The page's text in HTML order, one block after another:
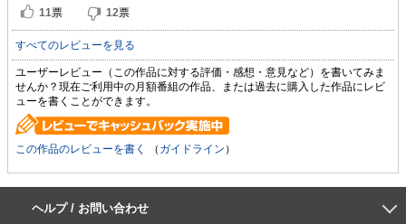
11票 12票
すべてのレビューを見る
ユーザーレビュー（この作品に対する評価・感想・意見など）を書いてみま
せんか？現在ご利用中の月額番組の作品、または過去に購入した作品にレビ
ューを書くことができます。
この作品のレビューを書く （ ガイドライン ）
ヘルプ / お問い合わせ